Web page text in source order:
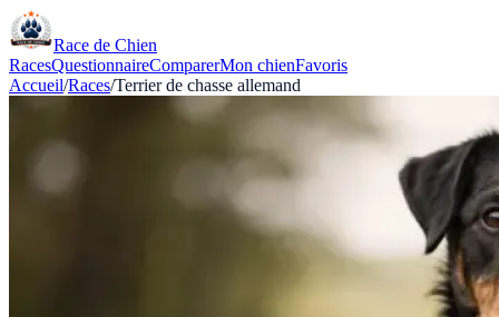
Race de Chien
RacesQuestionnaireComparerMon chienFavoris
Accueil/Races/Terrier de chasse allemand